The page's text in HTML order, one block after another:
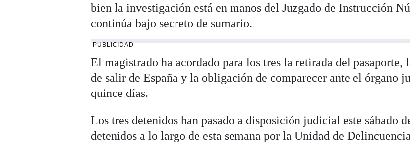
bien la investigación está en manos del Juzgado de Instrucción
continúa bajo secreto de sumario.
PUBLICIDAD
El magistrado ha acordado para los tres la retirada del pasaporte,
de salir de España y la obligación de comparecer ante el órgano
quince días.
Los tres detenidos han pasado a disposición judicial este sábado
detenidos a lo largo de esta semana por la Unidad de